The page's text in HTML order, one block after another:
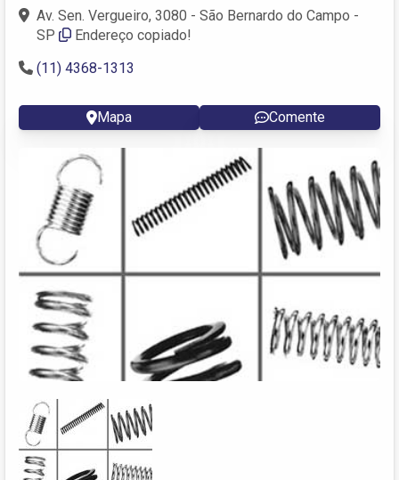
Av. Sen. Vergueiro, 3080 - São Bernardo do Campo -
SP
Endereço copiado!
(11) 4368-1313
Mapa Comente